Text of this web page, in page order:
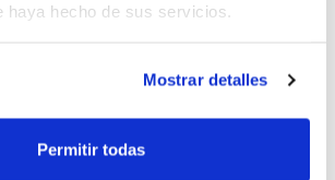
haya hecho de sus servicios.
Mostrar detalles
Permitir todas
y frenó
a apretar poco después y